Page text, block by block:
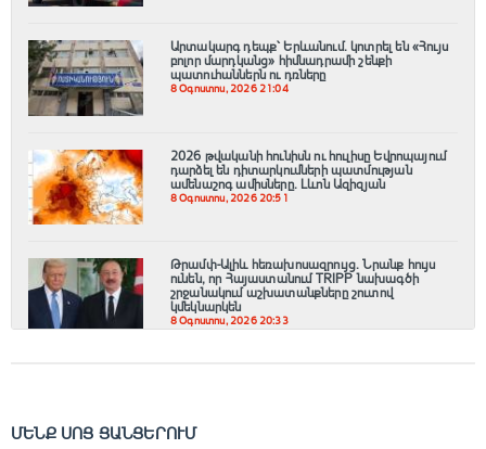
Արտակարգ դեպք՝ Երևանում․ կոտրել են «Հույս
բոլոր մարդկանց» հիմնադրամի շենքի
պատուհաններն ու դռները
8 Օգոստոս, 2026 21:04
2026 թվականի հունիսն ու հուլիսը Եվրոպայում
դարձել են դիտարկումների պատմության
ամենաշոգ ամիսները․ Լևոն Ազիզյան
8 Օգոստոս, 2026 20:51
Թրամփ-Ալիև հեռախոսազրույց. Նրանք հույս
ունեն, որ Հայաստանում TRIPP նախագծի
շրջանակում աշխատանքները շուտով
կմեկնարկեն
8 Օգոստոս, 2026 20:33
ՄԵՆՔ ՍՈՑ ՑԱՆՑԵՐՈՒՄ